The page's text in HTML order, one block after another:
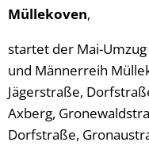
Müllekoven,
startet der Mai-Umzug
und Männerreih
Jägerstraße,
Axberg,
Dorfstraße,